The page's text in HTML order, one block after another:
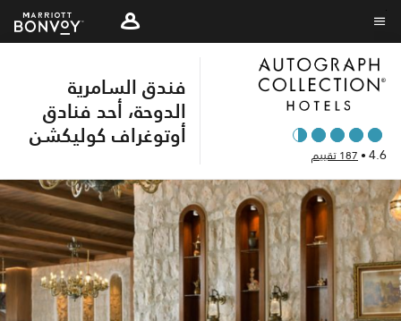
Skip
to
main
content
نص القائمة
4.6
•187 تقييم
فندق السامرية
الدوحة، أحد فنادق
أوتوغراف كوليكشن